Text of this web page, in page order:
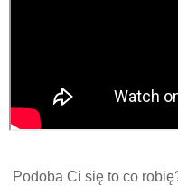
Podoba Ci się to co